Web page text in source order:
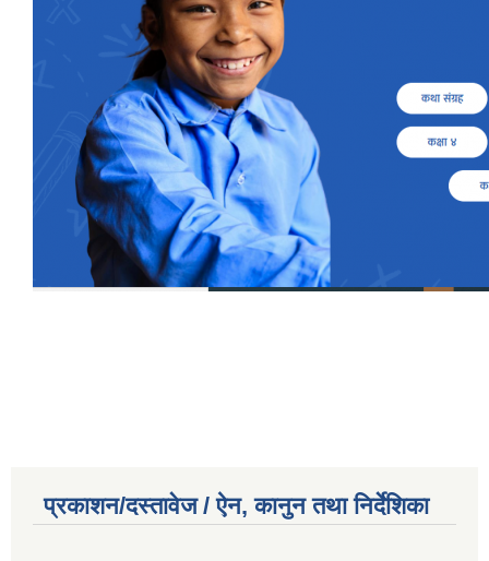
प्रकाशन/दस्तावेज / ऐन, कानुन तथा निर्देशिका